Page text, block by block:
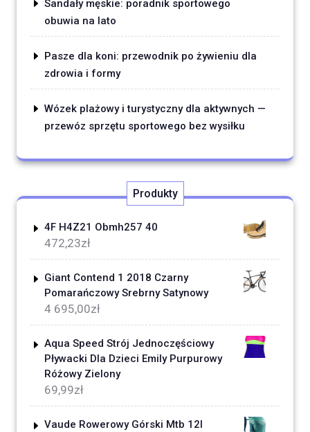
Sandały męskie: poradnik sportowego
obuwia na lato
Pasze dla koni: przewodnik po żywieniu dla
zdrowia i formy
Wózek plażowy i turystyczny dla aktywnych —
przewóz sprzętu sportowego bez wysiłku
Produkty
4F H4Z21 Obmh257 40
472,23zł
Giant Contend 1 2018 Czarny
Pomarańczowy Srebrny Satynowy
4 695,00zł
Aqua Speed Strój Jednoczęściowy
Pływacki Dla Dzieci Emily Purpurowy
Różowy Zielony
69,99zł
Vaude Rowerowy Górski Mtb 12l